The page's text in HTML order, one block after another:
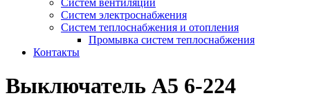
Систем вентиляции
Систем электроснабжения
Систем теплоснабжения и отопления
Промывка систем теплоснабжения
Контакты
Выключатель А5 6-224